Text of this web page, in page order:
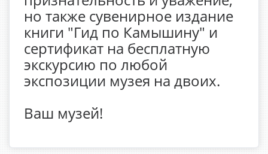
но также сувенирное издание
книги "Гид по Камышину" и
сертификат на бесплатную
экскурсию по любой
экспозиции музея на двоих.
Ваш музей!